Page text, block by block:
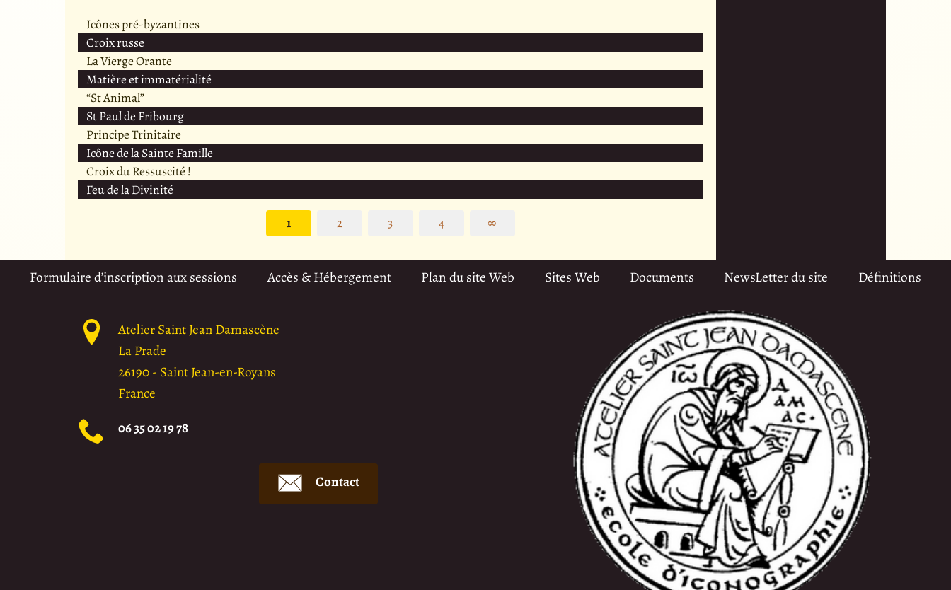
Icônes pré-byzantines
Croix russe
La Vierge Orante
Matière et immatérialité
“St Animal”
St Paul de Fribourg
Principe Trinitaire
Icône de la Sainte Famille
Croix du Ressuscité !
Feu de la Divinité
1
2 3 4 ∞
Formulaire d’inscription aux sessions Accès & Hébergement Plan du site Web Sites Web Documents NewsLetter du site Définitions
Atelier Saint Jean Damascène
La Prade
26190- Saint Jean-en-Royans
France
06 35 02 19 78
Contact